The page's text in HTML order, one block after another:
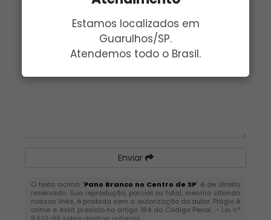
Estamos localizados em
Guarulhos/SP.
Atendemos todo o Brasil.
Enviar
O texto acima "Pano Branco no Centro de SP" é de direito
reservado. Sua reprodução, parcial ou total, mesmo citando
nossos links, é proibida sem a autorização do autor. Plágio é
crime e está previsto no artigo 184 do Código Penal. – Lei n°